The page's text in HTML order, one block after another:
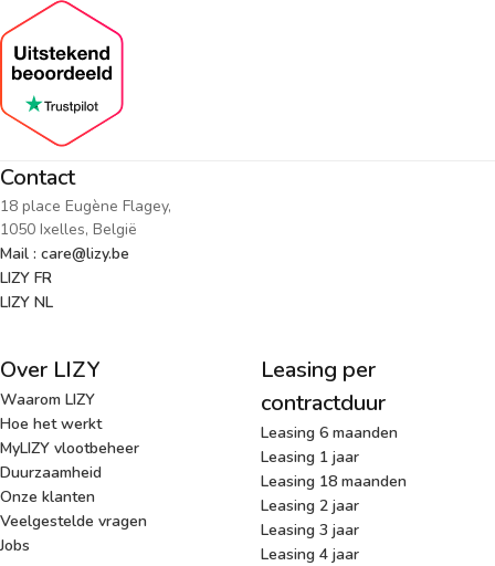
Contact
18 place Eugène Flagey,
1050 Ixelles, België
Mail : care@lizy.be
LIZY FR
LIZY NL
Over LIZY
Waarom LIZY
Hoe het werkt
MyLIZY vlootbeheer
Duurzaamheid
Onze klanten
Veelgestelde vragen
Jobs
Leasing per
contractduur
Leasing 6 maanden
Leasing 1 jaar
Leasing 18 maanden
Leasing 2 jaar
Leasing 3 jaar
Leasing 4 jaar